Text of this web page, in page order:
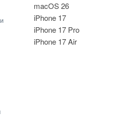
macOS 26
iPhone 17
iPhone 17 Pro
iPhone 17 Air